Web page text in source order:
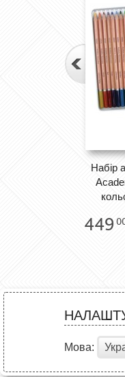
Набір
449
Мова: